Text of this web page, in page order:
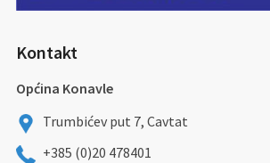
Kontakt
Općina Konavle
Trumbićev put 7, Cavtat
+385 (0)20 478401